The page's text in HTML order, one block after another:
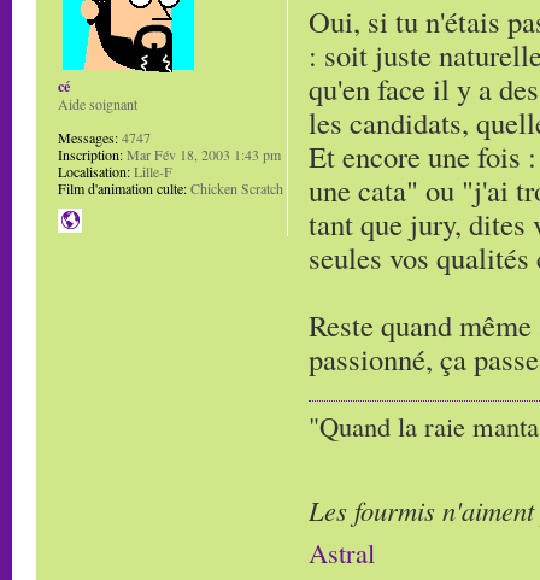
Oui, si tu n'étais
: soit juste
qu'en face il y a
les candidats,
Et encore une fois
une cata" ou "j'ai
tant que jury, dites
seules vos
Reste quand
passionné, ça
"Quand la raie
Les fourmis
Astral
cé
Aide soignant
Messages:4747
Inscription:Mar Fév 18, 2003 1:43 pm
Localisation:Lille-F
Film d'animation culte:Chicken Scratch